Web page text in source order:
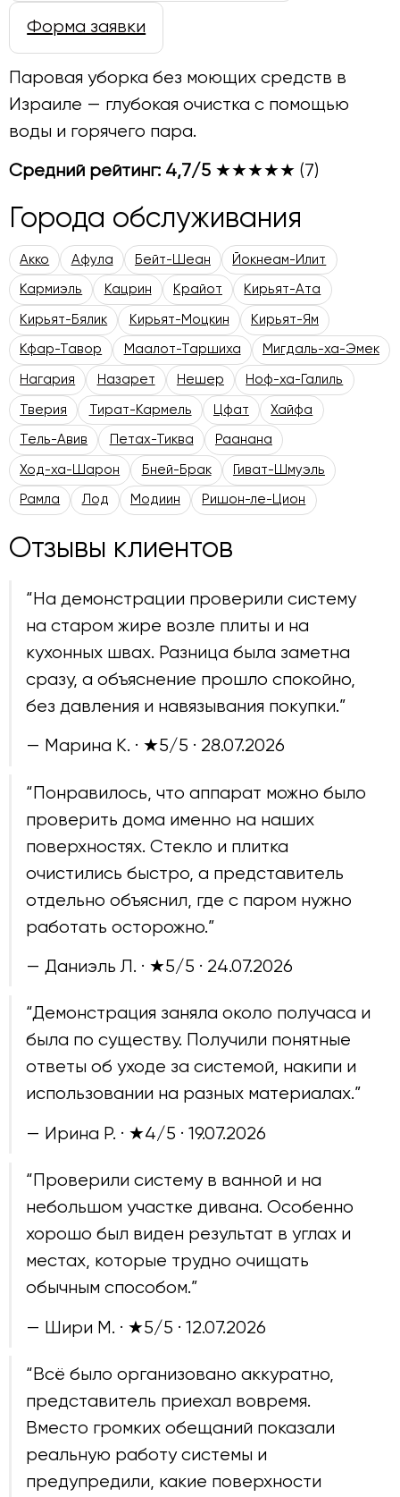
Форма заявки
Паровая уборка без моющих средств в
Израиле — глубокая очистка с помощью
воды и горячего пара.
Средний рейтинг: 4,7/5 ★★★★★ (7)
Города обслуживания
Акко Афула Бейт-Шеан Йокнеам-Илит
Кармиэль Кацрин Крайот Кирьят-Ата
Кирьят-Бялик Кирьят-Моцкин Кирьят-Ям
Кфар-Тавор Маалот-Таршиха Мигдаль-ха-Эмек
Нагария Назарет Нешер Ноф-ха-Галиль
Тверия Тират-Кармель Цфат Хайфа
Тель-Авив Петах-Тиква Раанана
Ход-ха-Шарон Бней-Брак Гиват-Шмуэль
Рамла Лод Модиин Ришон-ле-Цион
Отзывы клиентов
“На демонстрации проверили систему
на старом жире возле плиты и на
кухонных швах. Разница была заметна
сразу, а объяснение прошло спокойно,
без давления и навязывания покупки.”
— Марина К. · ★5/5 · 28.07.2026
“Понравилось, что аппарат можно было
проверить дома именно на наших
поверхностях. Стекло и плитка
очистились быстро, а представитель
отдельно объяснил, где с паром нужно
работать осторожно.”
— Даниэль Л. · ★5/5 · 24.07.2026
“Демонстрация заняла около получаса и
была по существу. Получили понятные
ответы об уходе за системой, накипи и
использовании на разных материалах.”
— Ирина Р. · ★4/5 · 19.07.2026
“Проверили систему в ванной и на
небольшом участке дивана. Особенно
хорошо был виден результат в углах и
местах, которые трудно очищать
обычным способом.”
— Шири М. · ★5/5 · 12.07.2026
“Всё было организовано аккуратно,
представитель приехал вовремя.
Вместо громких обещаний показали
реальную работу системы и
предупредили, какие поверхности